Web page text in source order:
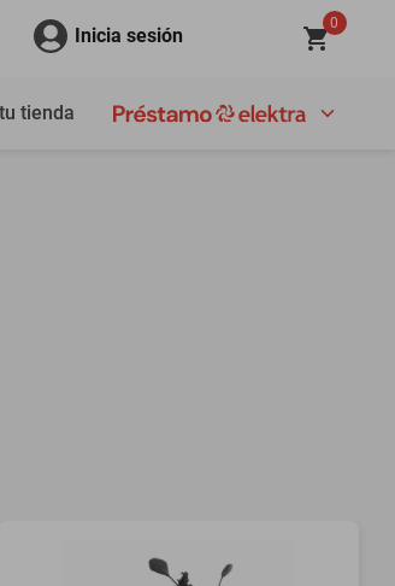
Inicia sesión
0
tienda